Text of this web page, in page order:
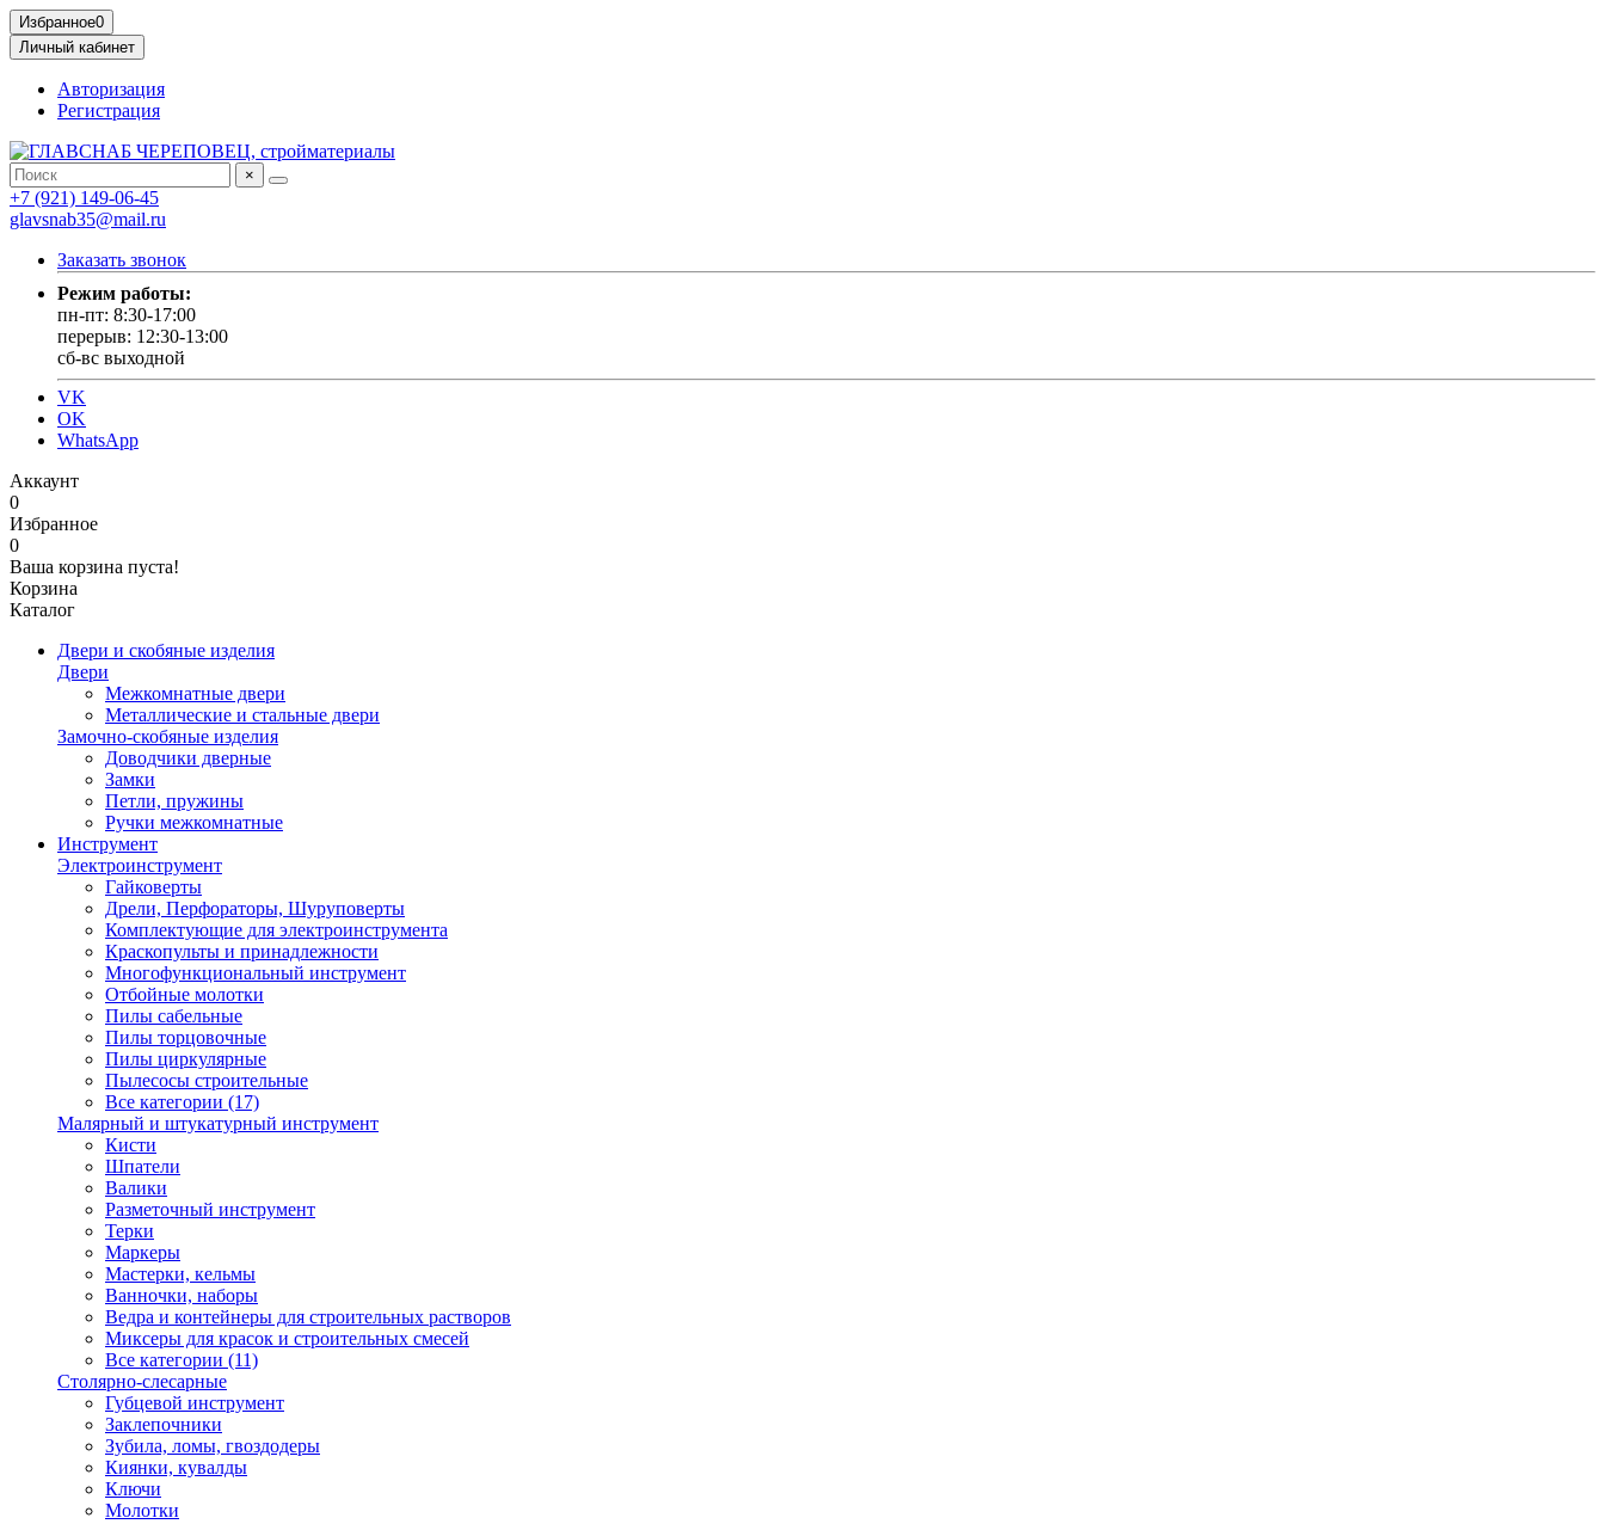
Избранное0
Личный кабинет
Авторизация
Регистрация
×
+7 (921) 149-06-45
glavsnab35@mail.ru
Заказать звонок
Режим работы:
пн-пт: 8:30-17:00
перерыв: 12:30-13:00
сб-вс выходной
VK
OK
WhatsApp
Аккаунт
0
Избранное
0
Ваша корзина пуста!
Корзина
Каталог
Двери и скобяные изделия
Двери
Межкомнатные двери
Металлические и стальные двери
Замочно-скобяные изделия
Доводчики дверные
Замки
Петли, пружины
Ручки межкомнатные
Инструмент
Электроинструмент
Гайковерты
Дрели, Перфораторы, Шуруповерты
Комплектующие для электроинструмента
Краскопульты и принадлежности
Многофункциональный инструмент
Отбойные молотки
Пилы сабельные
Пилы торцовочные
Пилы циркулярные
Пылесосы строительные
Все категории (17)
Малярный и штукатурный инструмент
Кисти
Шпатели
Валики
Разметочный инструмент
Терки
Маркеры
Мастерки, кельмы
Ванночки, наборы
Ведра и контейнеры для строительных растворов
Миксеры для красок и строительных смесей
Все категории (11)
Столярно-слесарные
Губцевой инструмент
Заклепочники
Зубила, ломы, гвоздодеры
Киянки, кувалды
Ключи
Молотки